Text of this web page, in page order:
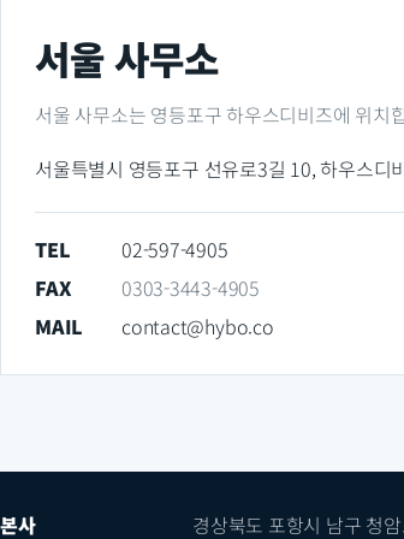
서울 사무소
서울 사무소는 영등포구 하우스디비즈에 위치
서울특별시 영등포구 선유로3길 10, 하우스
TEL
02-597-4905
FAX
0303-3443-4905
MAIL
contact@hybo.co
본사 경상북도 포항시 남구 청